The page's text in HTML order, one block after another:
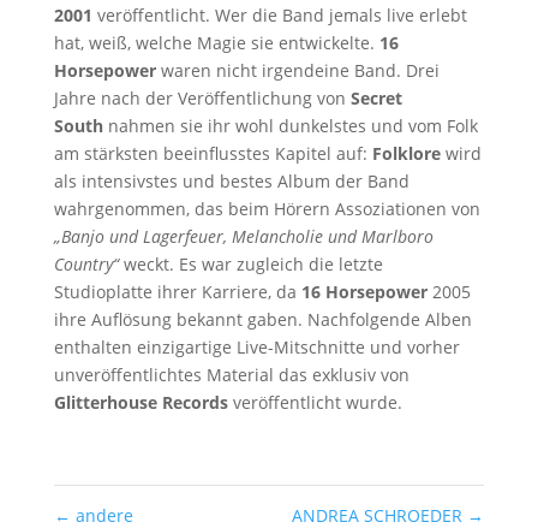
2001 veröffentlicht. Wer die Band jemals live erlebt
hat, weiß, welche Magie sie entwickelte. 16
Horsepowerwaren nicht irgendeine Band. Drei
Jahre nach der Veröffentlichung von Secret
Southnahmen sie ihr wohl dunkelstes und vom Folk
am stärksten beeinflusstes Kapitel auf: Folklorewird
als intensivstes und bestes Album der Band
wahrgenommen, das beim Hörern Assoziationen von
„Banjo und Lagerfeuer, Melancholie und Marlboro
Country“weckt. Es war zugleich die letzte
Studioplatte ihrer Karriere, da 16 Horsepower2005
ihre Auflösung bekannt gaben. Nachfolgende Alben
enthalten einzigartige Live-Mitschnitte und vorher
unveröffentlichtes Material das exklusiv von
Glitterhouse Recordsveröffentlicht wurde.
← andere ANDREA SCHROEDER →